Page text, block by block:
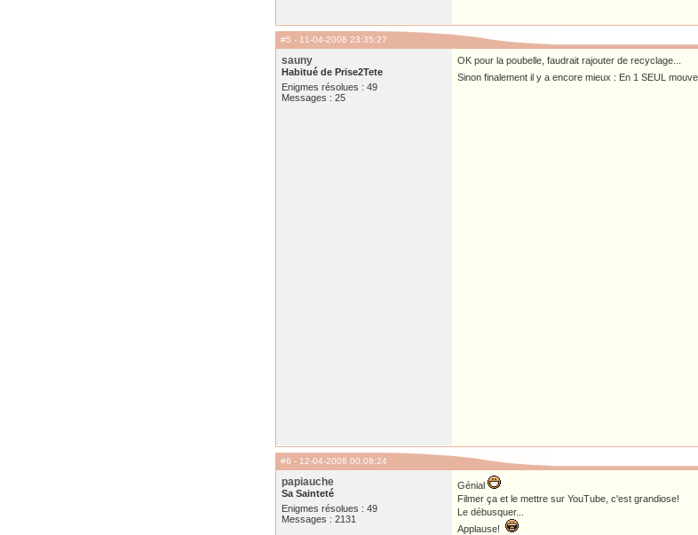
#5 - 11-04-2008 23:35:27
sauny
Habitué de Prise2Tete
Enigmes résolues : 49
Messages : 25
OK pour la poubelle, faudrait rajouter de recyclage...
Sinon finalement il y a encore mieux : En 1 SEUL
#6 - 12-04-2008 00:08:24
papiauche
Sa Sainteté
Enigmes résolues : 49
Messages : 2131
Génial
Filmer ça et le mettre sur YouTube, c'est grandiose!
Le débusquer...
Applause!